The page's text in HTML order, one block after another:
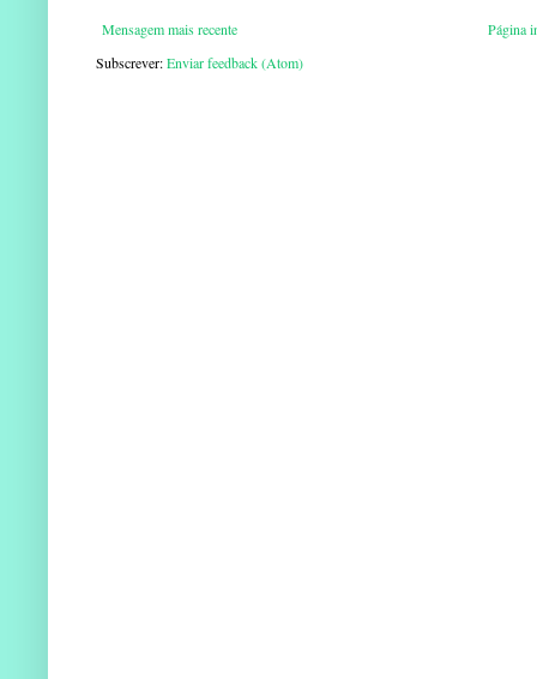
Mensagem mais recente
Página
Subscrever:Enviar feedback (Atom)